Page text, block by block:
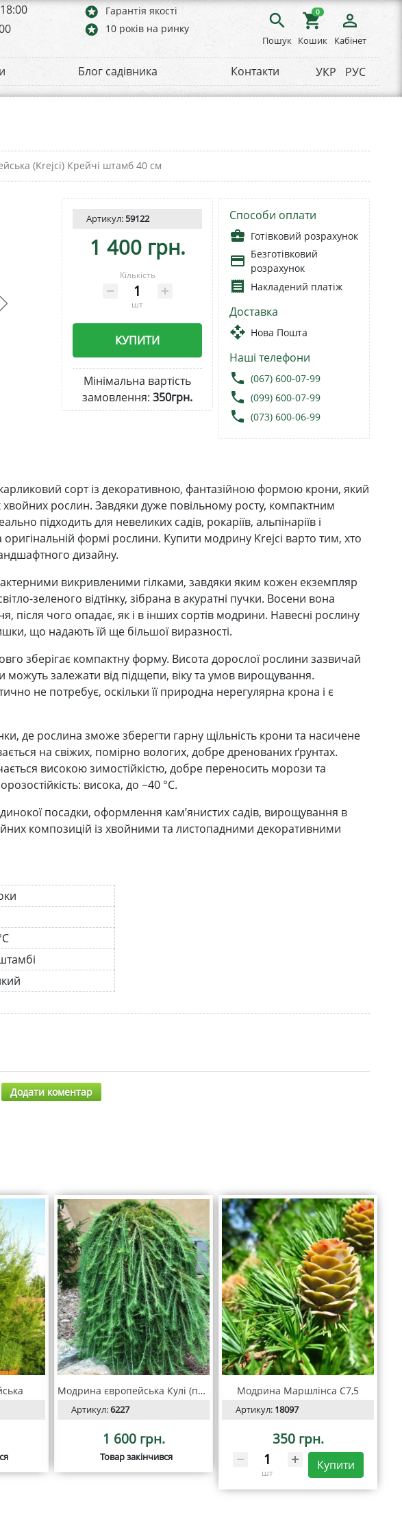
stars Гарантія якості
stars 10 років на ринку search
Пошук
shopping_cart
0
Кошик
person_outline
Кабінет
Блог садівника Контакти УКР РУС
(Krejci) Крейчі штамб 40 см
Артикул:59122
1 400 грн.
Кількість
шт
КУПИТИ
Мінімальна вартість
замовлення: 350грн.
Способи оплати
business_center Готівковий розрахунок
payment Безготівковий
розрахунок
receipt Накладений платіж
Доставка
open_with Нова Пошта
Наші телефони
local_phone (067) 600-07-99
local_phone (099) 600-07-99
local_phone (073) 600-06-99
сорт із декоративною, фантазійною формою крони, який
хвойних рослин. Завдяки дуже повільному росту, компактним
підходить для невеликих садів, рокаріїв, альпінаріїв і
формі рослини. Купити модрину Krejci варто тим, хто
дизайну.
викривленими гілками, завдяки яким кожен екземпляр
зеленого відтінку, зібрана в акуратні пучки. Восени вона
після чого опадає, як і в інших сортів модрини. Навесні рослину
що надають їй ще більшої виразності.
зберігає компактну форму. Висота дорослої рослини зазвичай
можуть залежати від підщепи, віку та умов вирощування.
не потребує, оскільки її природна нерегулярна крона і є
де рослина зможе зберегти гарну щільність крони та насичене
на свіжих, помірно вологих, добре дренованих ґрунтах.
високою зимостійкістю, добре переносить морози та
висока, до −40 °C.
посадки, оформлення кам’янистих садів, вирощування в
композицій із хвойними та листопадними декоративними
Додати коментар
Модрина європейська Кулі (плакуча) на штамбі 2м
Артикул:6227
1 600 грн.
Товар закінчився
Модрина Маршлінса С7,5
Артикул: 18097
350 грн.
шт
Купити